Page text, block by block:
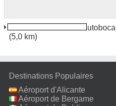
Noua Darste Brasov Autoboca
(5,0 km)
Destinations Populaires
Aéroport d'Alicante
Aéroport de Bergame